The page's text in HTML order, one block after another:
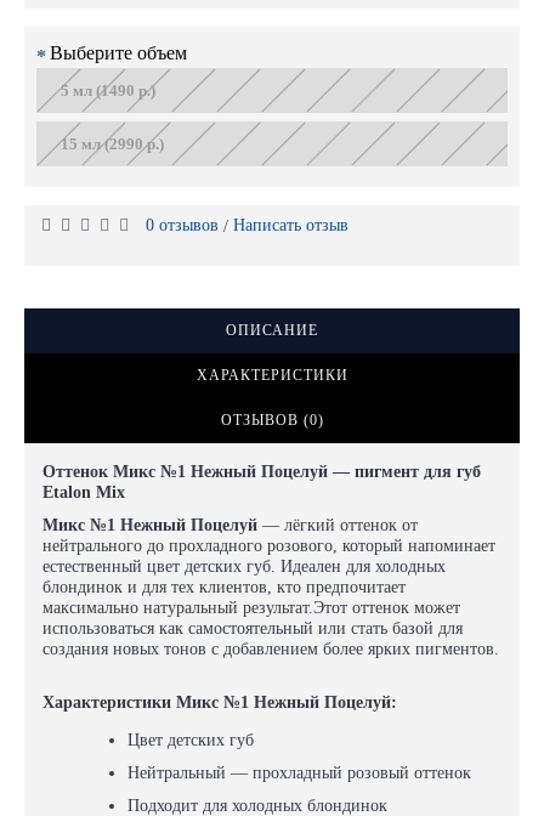
Выберите объем
5 мл (1490 р.)
15 мл (2990 р.)
0 отзывов / Написать отзыв
ОПИСАНИЕ
ХАРАКТЕРИСТИКИ
ОТЗЫВОВ (0)
Оттенок Микс №1 Нежный Поцелуй — пигмент для губ
Etalon Mix
Микс №1 Нежный Поцелуй — лёгкий оттенок от
нейтрального до прохладного розового, который напоминает
естественный цвет детских губ. Идеален для холодных
блондинок и для тех клиентов, кто предпочитает
максимально натуральный результат.Этот оттенок может
использоваться как самостоятельный или стать базой для
создания новых тонов с добавлением более ярких пигментов.
Характеристики Микс №1 Нежный Поцелуй:
Цвет детских губ
Нейтральный — прохладный розовый оттенок
Подходит для холодных блондинок